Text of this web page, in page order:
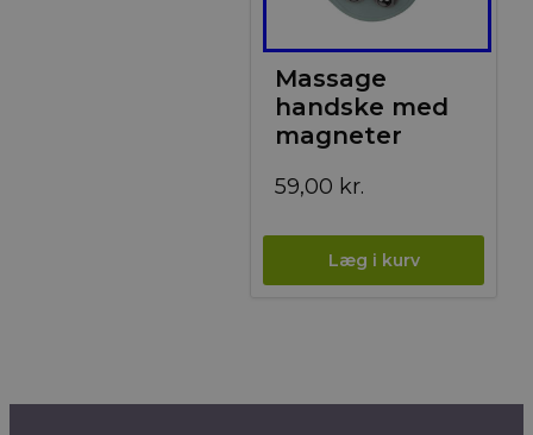
Massage
handske med
magneter
59,00 kr.